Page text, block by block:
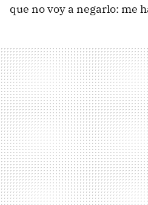
que no voy a negarlo: me